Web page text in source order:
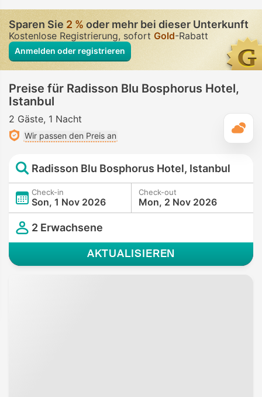
Sparen Sie2 %oder mehr bei dieser Unterkunft
Kostenlose Registrierung, sofort Gold-Rabatt
Anmelden oder registrieren
Preise für Radisson Blu Bosphorus Hotel,
Istanbul
2 Gäste 1 Nacht
Wir passen den Preis an
Radisson Blu Bosphorus Hotel, Istanbul
Check-in
Son, 1 Nov 2026
Check-out
Mon, 2 Nov 2026
2 Erwachsene
AKTUALISIEREN